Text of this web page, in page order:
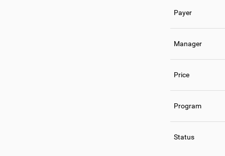
Payer
Manager
Price
Program
Status